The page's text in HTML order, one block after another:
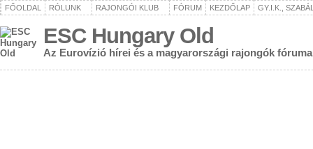
FŐOLDAL RÓLUNK RAJONGÓI KLUB FÓRUM KEZDŐLAP GY.I.K.,
ESC Hungary Old
Az Eurovízió hírei és a magyarországi rajongók fóruma